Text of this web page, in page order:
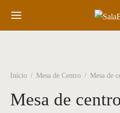
Início / Mesa de Centro / Mesa de
Mesa de